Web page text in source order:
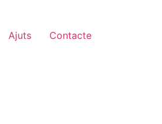
Ajuts Contacte